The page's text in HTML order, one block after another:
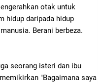
otak untuk
hidup daripada hidup
Berani berbeza.
seorang isteri dan ibu
"Bagaimana saya